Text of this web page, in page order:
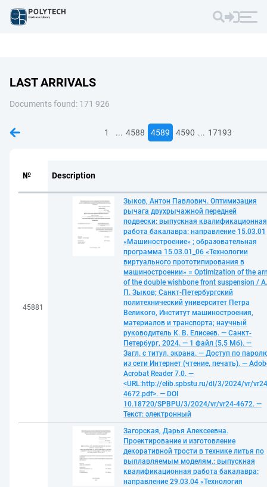
LAST ARRIVALS
Documents found: 171 926
1 ... 4588 4589 4590 ... 17193
№ Description
45881
Зыков, Антон Павлович. Оптимизация
рычага двухрычажной передней
подвески: выпускная квалификационная
работа бакалавра: направление 15.03.01
«Машиностроение» ; образовательная
программа 15.03.01_06 «Технологии
виртуального прототипирования в
машиностроении» = Optimization of the
of the double wishbone front suspension / А.
П. Зыков; Санкт-Петербургский
политехнический университет Петра
Великого, Институт машиностроения,
материалов и транспорта; научный
руководитель К. В. Елисеев. — Санкт-
Петербург, 2024. — 1 файл (5,5 Мб). —
Загл. с титул. экрана. — Доступ по
из сети Интернет (чтение, печать). —
Acrobat Reader 7.0. —
<URL:http://elib.spbstu.ru/dl/3/2024/vr/
4672.pdf>. — DOI
10.18720/SPBPU/3/2024/vr/vr24-4672. —
Текст: электронный
Загорская, Дарья Алексеевна.
Проектирование и изготовление
декоративной трости в технике литья по
выплавляемым моделям.: выпускная
квалификационная работа бакалавра:
направление 29.03.04 «Технология